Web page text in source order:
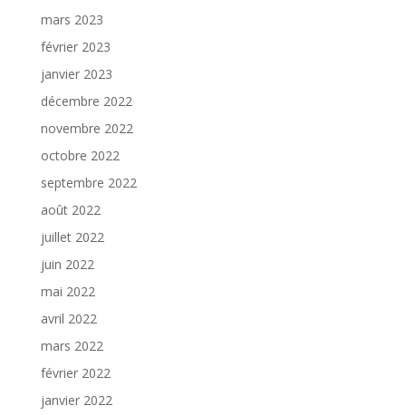
mars 2023
février 2023
janvier 2023
décembre 2022
novembre 2022
octobre 2022
septembre 2022
août 2022
juillet 2022
juin 2022
mai 2022
avril 2022
mars 2022
février 2022
janvier 2022